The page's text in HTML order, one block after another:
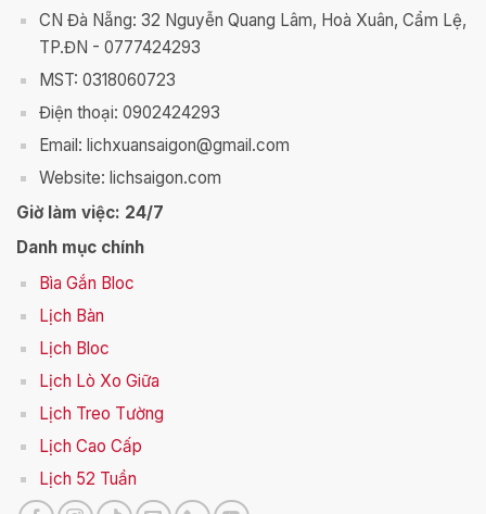
CN Đà Nẵng: 32 Nguyễn Quang Lâm, Hoà Xuân, Cẩm Lệ,
TP.ĐN - 0777424293
MST: 0318060723
Điện thoại: 0902424293
Email: lichxuansaigon@gmail.com
Website: lichsaigon.com
Giờ làm việc: 24/7
Danh mục chính
Bìa Gắn Bloc
Lịch Bàn
Lịch Bloc
Lịch Lò Xo Giữa
Lịch Treo Tường
Lịch Cao Cấp
Lịch 52 Tuần